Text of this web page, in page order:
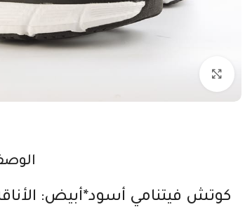
كوتش فيتنامي أسود*أبيض: